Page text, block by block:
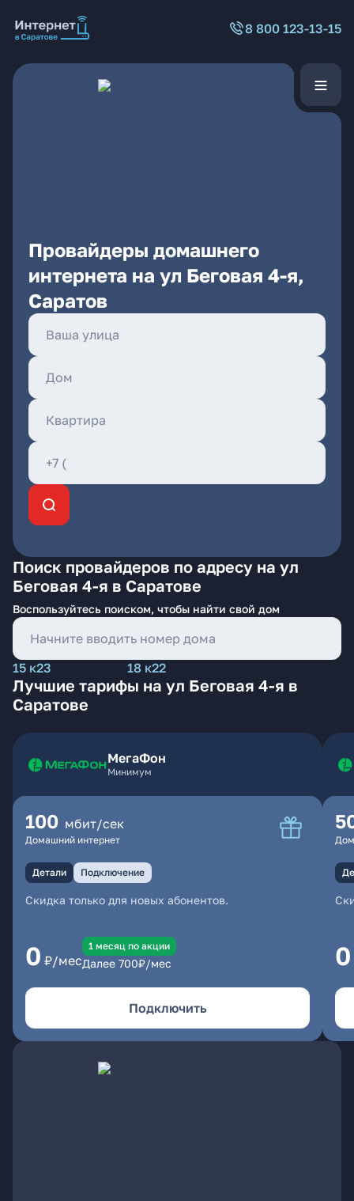
8 800 123-13-15
Провайдеры домашнего
интернета на ул Беговая 4-я,
Саратов
Поиск провайдеров по адресу на ул
Беговая 4-я в Саратове
Воспользуйтесь поиском, чтобы найти свой дом
15 к23 18 к22
Лучшие тарифы на ул Беговая 4-я в
Саратове
МегаФон
Минимум
100 мбит/сек
Домашний интернет
Детали Подключение
Скидка только для новых абонентов.
0 ₽/мес
1 месяц по акции
Далее 700₽/мес
Подключить
0